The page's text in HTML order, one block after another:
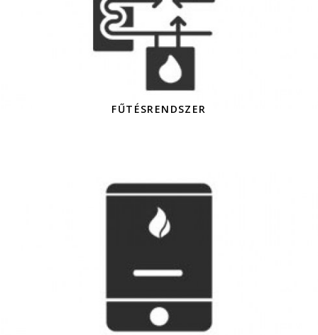
FŰTÉSRENDSZER